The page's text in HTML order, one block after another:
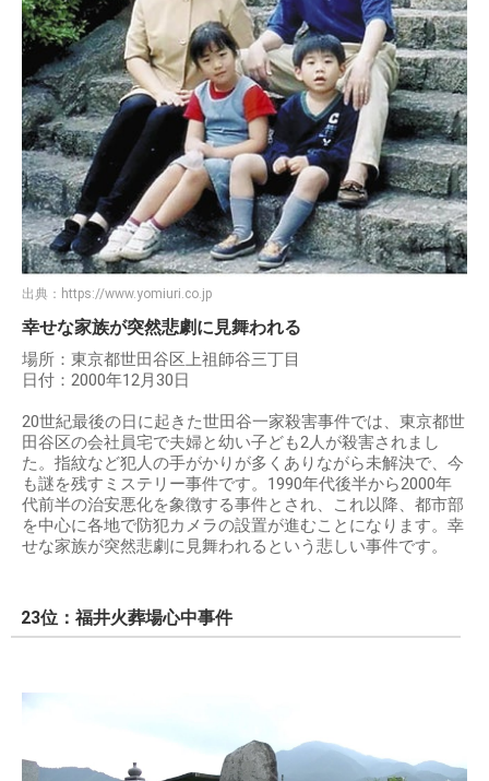
出典： https://www.yomiuri.co.jp
幸せな家族が突然悲劇に見舞われる
場所：東京都世田谷区上祖師谷三丁目
日付：2000年12月30日
20世紀最後の日に起きた世田谷一家殺害事件では、東京都世
田谷区の会社員宅で夫婦と幼い子ども2人が殺害されまし
た。指紋など犯人の手がかりが多くありながら未解決で、今
も謎を残すミステリー事件です。1990年代後半から2000年
代前半の治安悪化を象徴する事件とされ、これ以降、都市部
を中心に各地で防犯カメラの設置が進むことになります。幸
せな家族が突然悲劇に見舞われるという悲しい事件です。
23位：福井火葬場心中事件